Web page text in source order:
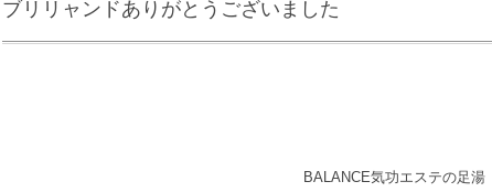
ブリリャンドありがとうございました
BALANCE気功エステの足湯